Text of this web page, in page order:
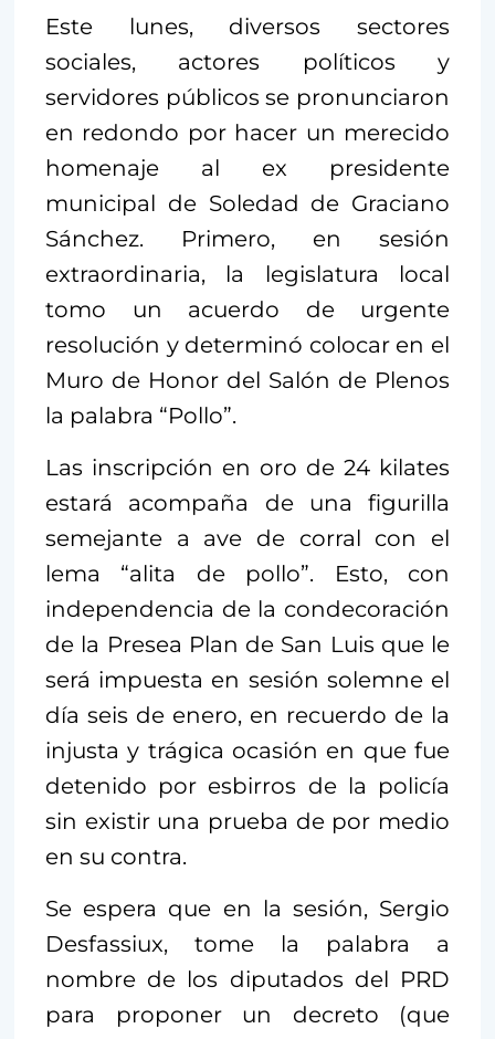
Este lunes, diversos sectores
sociales, actores políticos y
servidores públicos se pronunciaron
en redondo por hacer un merecido
homenaje al ex presidente
municipal de Soledad de Graciano
Sánchez. Primero, en sesión
extraordinaria, la legislatura local
tomo un acuerdo de urgente
resolución y determinó colocar en el
Muro de Honor del Salón de Plenos
la palabra “Pollo”.
Las inscripción en oro de 24 kilates
estará acompaña de una figurilla
semejante a ave de corral con el
lema “alita de pollo”. Esto, con
independencia de la condecoración
de la Presea Plan de San Luis que le
será impuesta en sesión solemne el
día seis de enero, en recuerdo de la
injusta y trágica ocasión en que fue
detenido por esbirros de la policía
sin existir una prueba de por medio
en su contra.
Se espera que en la sesión, Sergio
Desfassiux, tome la palabra a
nombre de los diputados del PRD
para proponer un decreto (que